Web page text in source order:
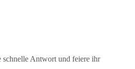
schnelle Antwort und feiere ihr